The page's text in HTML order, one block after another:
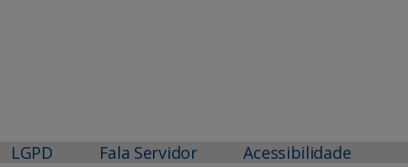
LGPD Fala Servidor Acessibilidade